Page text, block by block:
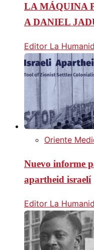
LA MÁQUINA
A DANIEL
Editor La
Oriente
Nuevo informe
apartheid israelí
Editor La